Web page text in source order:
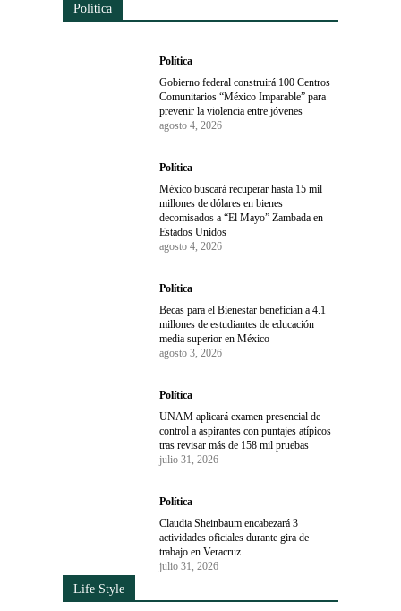
Política
Política
Gobierno federal construirá 100 Centros
Comunitarios “México Imparable” para
prevenir la violencia entre jóvenes
agosto 4, 2026
Política
México buscará recuperar hasta 15 mil
millones de dólares en bienes
decomisados a “El Mayo” Zambada en
Estados Unidos
agosto 4, 2026
Política
Becas para el Bienestar benefician a 4.1
millones de estudiantes de educación
media superior en México
agosto 3, 2026
Política
UNAM aplicará examen presencial de
control a aspirantes con puntajes atípicos
tras revisar más de 158 mil pruebas
julio 31, 2026
Política
Claudia Sheinbaum encabezará 3
actividades oficiales durante gira de
trabajo en Veracruz
julio 31, 2026
Life Style